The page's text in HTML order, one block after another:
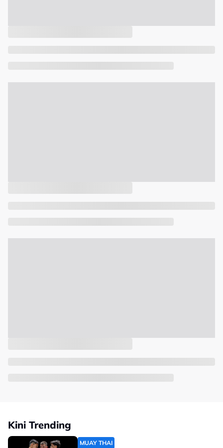
Kini Trending
MUAY THAI